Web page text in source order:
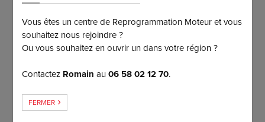
Puissance Injection
125 rue du Chat Botté
01700 Beynost
09 81 71 54 34
06 58 02 12 70
Reprog 06
06740 Chateauneuf-
Vous êtes un centre de Reprogrammation Moteur et vous
souhaitez nous rejoindre ?
Ou vous souhaitez en ouvrir un dans votre région ?
Contactez Romain au06 58 02 12 70.
FERMER